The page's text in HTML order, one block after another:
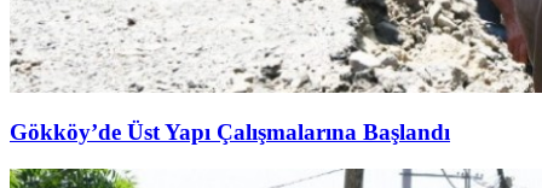
Gökköy’de Üst Yapı Çalışmalarına Başlandı